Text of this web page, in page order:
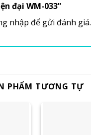
đại WM-033”
nhập để gửi đánh giá.
PHẨM TƯƠNG TỰ